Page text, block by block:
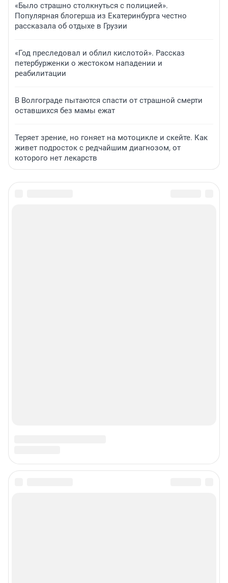
«Было страшно столкнуться с полицией».
Популярная блогерша из Екатеринбурга честно
рассказала об отдыхе в Грузии
«Год преследовал и облил кислотой». Рассказ
петербурженки о жестоком нападении и
реабилитации
В Волгограде пытаются спасти от страшной смерти
оставшихся без мамы ежат
Теряет зрение, но гоняет на мотоцикле и скейте. Как
живет подросток с редчайшим диагнозом, от
которого нет лекарств